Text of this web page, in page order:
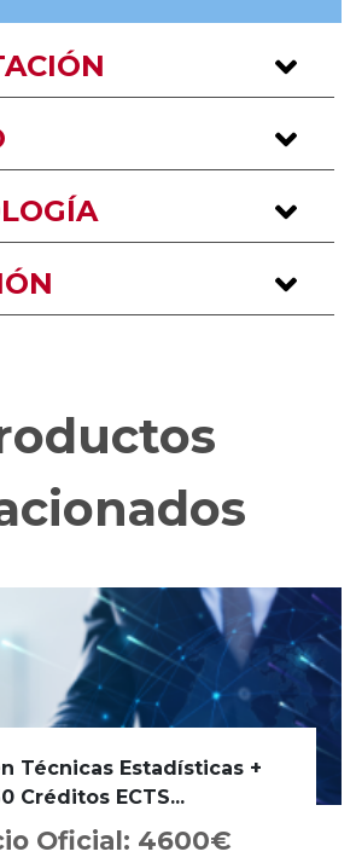
Técnicas Estadísticas +
Créditos ECTS...
Oficial: 4600€